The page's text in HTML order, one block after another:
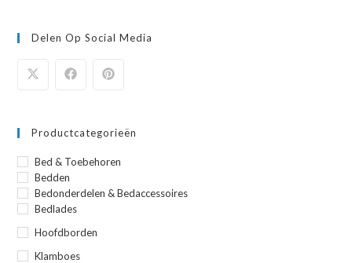
Delen Op Social Media
Productcategorieën
Bed & Toebehoren
Bedden
Bedonderdelen & Bedaccessoires
Bedlades
Hoofdborden
Klamboes